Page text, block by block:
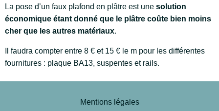
La pose d’un faux plafond en plâtre est une solution
économique étant donné que le plâtre coûte bien moins
cher que les autres matériaux.
Il faudra compter entre 8 € et 15 € le m pour les différentes
fournitures : plaque BA13, suspentes et rails.
Mentions légales